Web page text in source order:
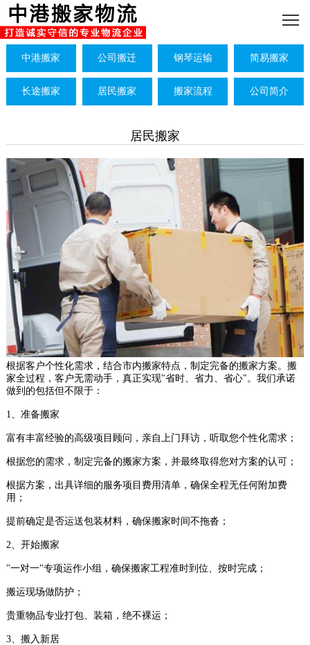
中港搬家 公司搬迁 钢琴运输 简易搬家
长途搬家 居民搬家 搬家流程 公司简介
居民搬家
根据客户个性化需求，结合市内搬家特点，制定完备的搬家方案。搬
家全过程，客户无需动手，真正实现"省时、省力、省心"。我们承诺
做到的包括但不限于：
1、准备搬家
富有丰富经验的高级项目顾问，亲自上门拜访，听取您个性化需求；
根据您的需求，制定完备的搬家方案，并最终取得您对方案的认可；
根据方案，出具详细的服务项目费用清单，确保全程无任何附加费
用；
提前确定是否运送包装材料，确保搬家时间不拖沓；
2、开始搬家
"一对一"专项运作小组，确保搬家工程准时到位、按时完成；
搬运现场做防护；
贵重物品专业打包、装箱，绝不裸运；
3、搬入新居